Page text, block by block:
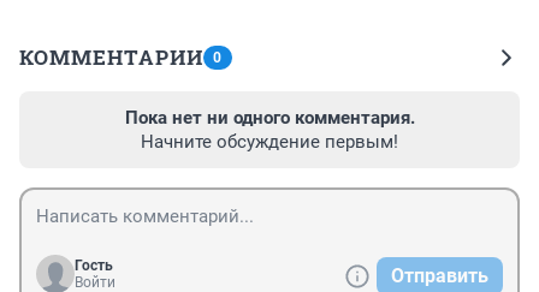
КОММЕНТАРИИ 0
Пока нет ни одного комментария.
Начните обсуждение первым!
Гость
Войти
Отправить